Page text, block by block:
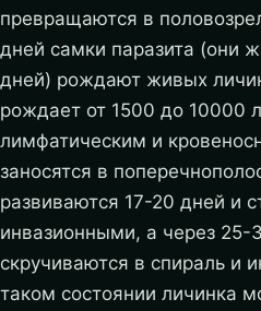
превращаются в
дней самки паразита (они
дней) рождают живых
рождает от 1500 до 10000
лимфатическим и
заносятся в
развиваются 17-20 дней и
инвазионными, а через 25-
скручиваются в спираль и
таком состоянии личинка